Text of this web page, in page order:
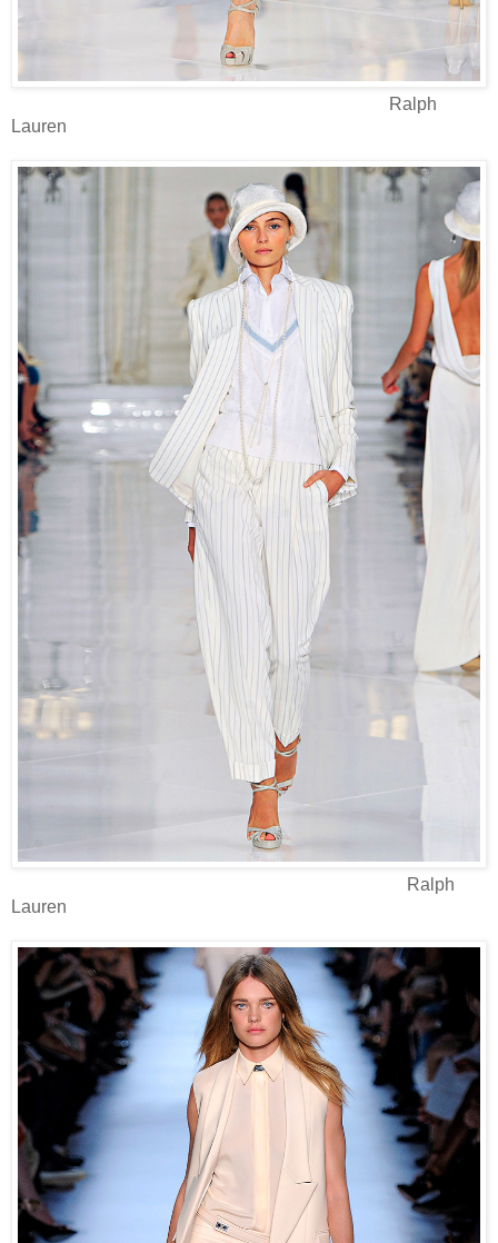
Ralph
Lauren
Ralph
Lauren